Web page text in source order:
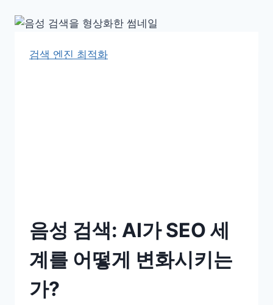
검색 엔진 최적화
음성 검색: AI가 SEO 세
계를 어떻게 변화시키는
가?